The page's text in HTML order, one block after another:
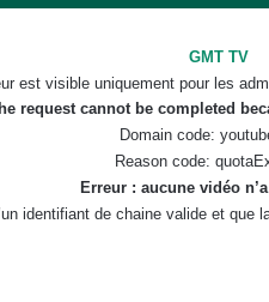
GMT TV
est visible uniquement pour les
request cannot be completed
Domain code:
Reason code:
Erreur : aucune vidéo
identifiant de chaine valide et